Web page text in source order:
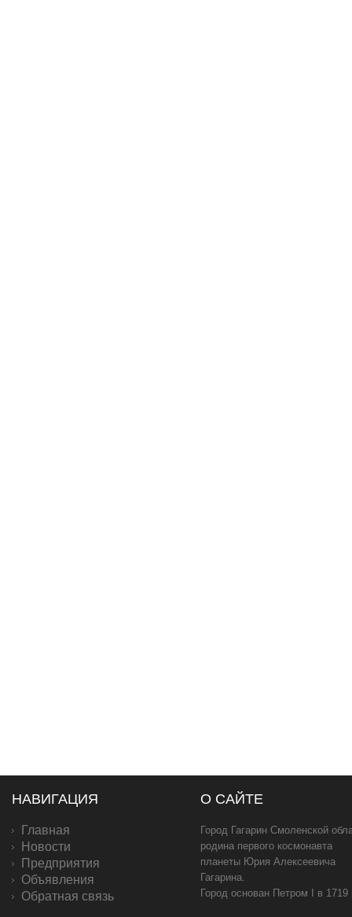
НАВИГАЦИЯ
Главная
Новости
Предприятия
Объявления
Обратная связь
О САЙТЕ
Город Гагарин Смоленской
родина первого космонавта
планеты Юрия Алексеевича
Гагарина.
Город основан Петром I в 1719